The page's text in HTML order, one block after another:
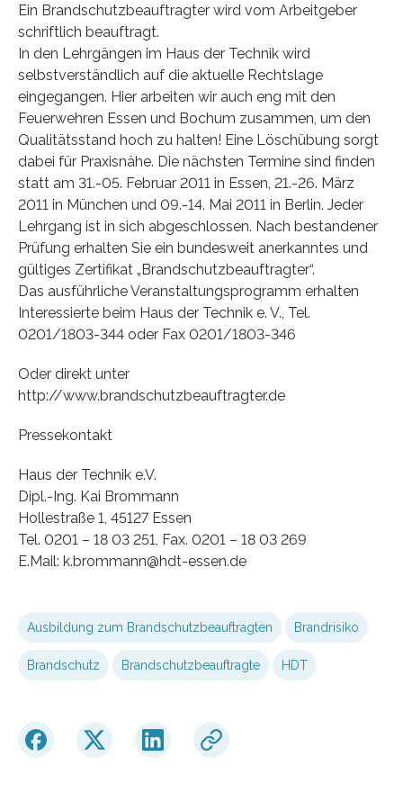
Ein Brandschutzbeauftragter wird vom Arbeitgeber
schriftlich beauftragt.
In den Lehrgängen im Haus der Technik wird
selbstverständlich auf die aktuelle Rechtslage
eingegangen. Hier arbeiten wir auch eng mit den
Feuerwehren Essen und Bochum zusammen, um den
Qualitätsstand hoch zu halten! Eine Löschübung sorgt
dabei für Praxisnähe. Die nächsten Termine sind finden
statt am 31.-05. Februar 2011 in Essen, 21.-26. März
2011 in München und 09.-14. Mai 2011 in Berlin. Jeder
Lehrgang ist in sich abgeschlossen. Nach bestandener
Prüfung erhalten Sie ein bundesweit anerkanntes und
gültiges Zertifikat „Brandschutzbeauftragter“.
Das ausführliche Veranstaltungsprogramm erhalten
Interessierte beim Haus der Technik e. V., Tel.
0201/1803-344 oder Fax 0201/1803-346
Oder direkt unter
http://www.brandschutzbeauftragter.de
Pressekontakt
Haus der Technik e.V.
Dipl.-Ing. Kai Brommann
Hollestraße 1, 45127 Essen
Tel. 0201 – 18 03 251, Fax. 0201 – 18 03 269
E.Mail: k.brommann@hdt-essen.de
Ausbildung zum Brandschutzbeauftragten Brandrisiko
Brandschutz Brandschutzbeauftragte HDT